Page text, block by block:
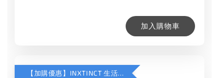
加入購物車
【加購優惠】INXTINCT 生活日用鞋墊